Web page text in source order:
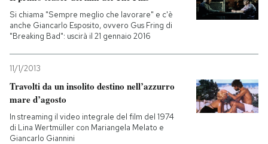
Si chiama "Sempre meglio che lavorare" e c'è
anche Giancarlo Esposito, ovvero Gus Fring di
"Breaking Bad": uscirà il 21 gennaio 2016
11/1/2013
Travolti da un insolito destino nell’azzurro
mare d’agosto
In streaming il video integrale del film del 1974
di Lina Wertmüller con Mariangela Melato e
Giancarlo Giannini